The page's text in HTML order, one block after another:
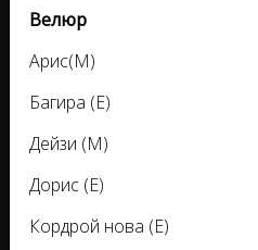
Велюр
Арис(М)
Багира (Е)
Дейзи (М)
Дорис (Е)
Кордрой нова (Е)